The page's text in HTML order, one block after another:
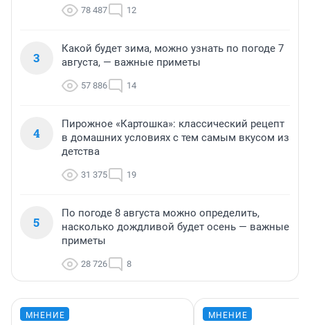
78 487 12
3
Какой будет зима, можно узнать по погоде 7
августа, — важные приметы
57 886 14
4
Пирожное «Картошка»: классический рецепт
в домашних условиях с тем самым вкусом из
детства
31 375 19
5
По погоде 8 августа можно определить,
насколько дождливой будет осень — важные
приметы
28 726 8
МНЕНИЕ МНЕНИЕ